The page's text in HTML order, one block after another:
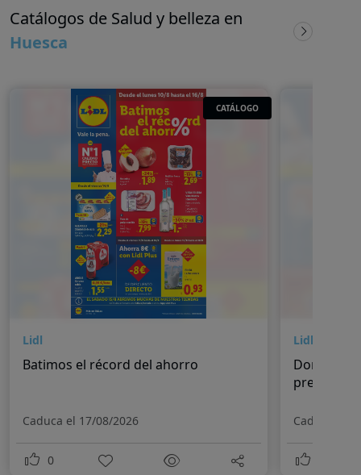
Catálogos de Salud y belleza en
Huesca
CATÁLOGO
Lidl
Batimos el récord del ahorro
Caduca el 17/08/2026
0
Lidl
Donde la
precio
Caduca el